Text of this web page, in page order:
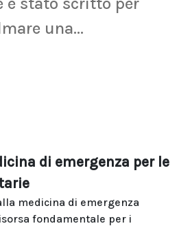
una...
di emergenza per le
medicina di emergenza
fondamentale per i